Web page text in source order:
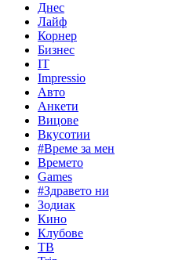
Днес
Лайф
Корнер
Бизнес
IT
Impressio
Авто
Анкети
Вицове
Вкусотии
#Време за мен
Времето
Games
#Здравето ни
Зодиак
Кино
Клубове
ТВ